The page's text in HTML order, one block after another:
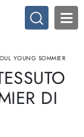
YOUNG SOMMIER
DI